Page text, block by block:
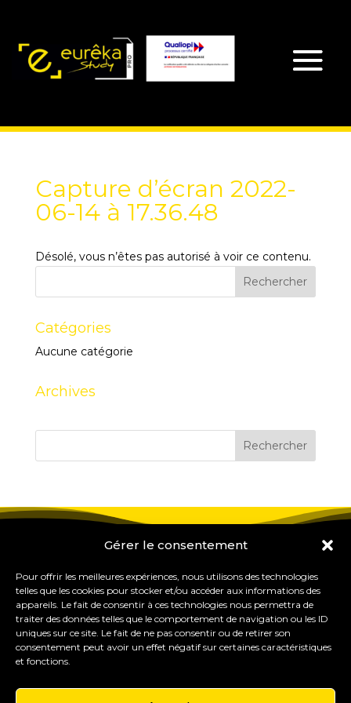
Gérer le consentement
Pour offrir les meilleures expériences, nous utilisons des technologies
telles que les cookies pour stocker et/ou accéder aux informations des
appareils. Le fait de consentir à ces technologies nous permettra de
traiter des données telles que le comportement de navigation ou les ID
uniques sur ce site. Le fait de ne pas consentir ou de retirer son
consentement peut avoir un effet négatif sur certaines caractéristiques
et fonctions.
Capture d’écran 2022-
06-14 à 17.36.48
Désolé, vous n’êtes pas autorisé à voir ce contenu.
Catégories
Aucune catégorie
Archives